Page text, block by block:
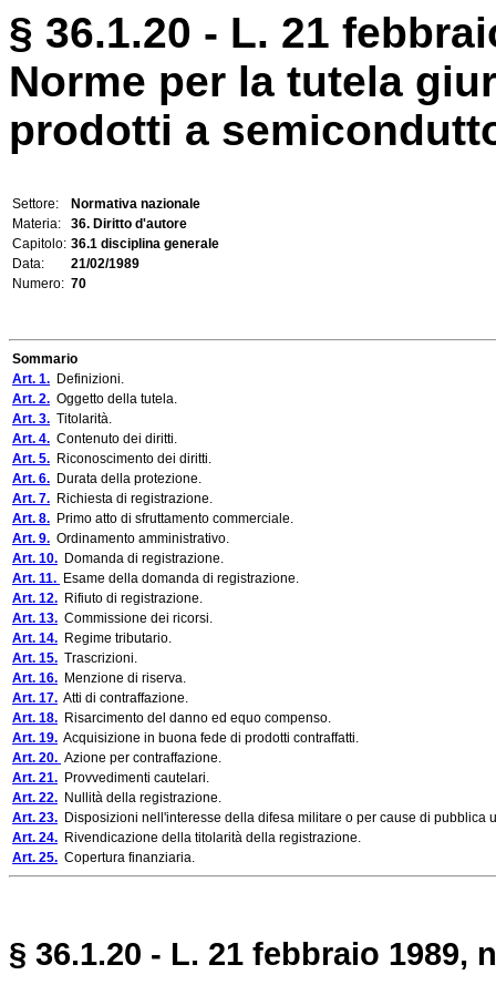
§ 36.1.20 - L. 21
Norme per la tutela
prodotti a
Settore:
Normativa nazionale
Materia:
36. Diritto d'autore
Capitolo: 36.1 disciplina generale
Data:
21/02/1989
Numero: 70
Sommario
Art. 1. Definizioni.
Art. 2. Oggetto della tutela.
Art. 3. Titolarità.
Art. 4. Contenuto dei diritti.
Art. 5. Riconoscimento dei diritti.
Art. 6. Durata della protezione.
Art. 7. Richiesta di registrazione.
Art. 8. Primo atto di sfruttamento commerciale.
Art. 9. Ordinamento amministrativo.
Art. 10. Domanda di registrazione.
Art. 11. Esame della domanda di registrazione.
Art. 12. Rifiuto di registrazione.
Art. 13. Commissione dei ricorsi.
Art. 14. Regime tributario.
Art. 15. Trascrizioni.
Art. 16. Menzione di riserva.
Art. 17. Atti di contraffazione.
Art. 18. Risarcimento del danno ed equo compenso.
Art. 19. Acquisizione in buona fede di prodotti contraffatti.
Art. 20. Azione per contraffazione.
Art. 21. Provvedimenti cautelari.
Art. 22. Nullità della registrazione.
Art. 23. Disposizioni nell'interesse della difesa militare o per cause di pubblica
Art. 24. Rivendicazione della titolarità della registrazione.
Art. 25. Copertura finanziaria.
§ 36.1.20 - L. 21 febbraio 1989,